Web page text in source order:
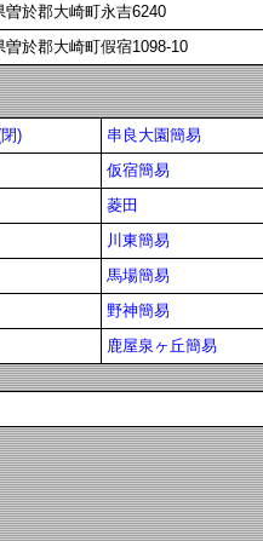
曽於郡大崎町永吉6240
曽於郡大崎町假宿1098-10
)
串良大園簡易
仮宿簡易
菱田
川東簡易
馬場簡易
野神簡易
鹿屋泉ヶ丘簡易